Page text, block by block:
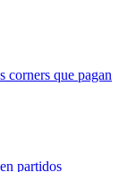
corners que pagan
partidos